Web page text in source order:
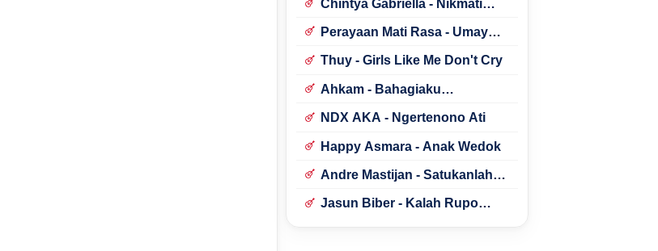
Chintya Gabriella - Nikmati
Perayaan Mati Rasa - Umay
Thuy - Girls Like Me Don't Cry
Ahkam - Bahagiaku
NDX AKA - Ngertenono Ati
Happy Asmara - Anak Wedok
Andre Mastijan - Satukanlah
Jasun Biber - Kalah Rupo